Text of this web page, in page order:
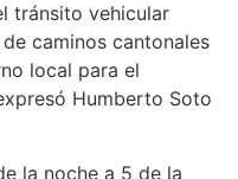
tránsito vehicular
caminos cantonales
local para el
Humberto Soto
la noche a 5 de la